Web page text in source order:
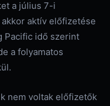
a július 7-i
aktív előfizetése
Pacific idő szerint
a folyamatos
nem voltak előfizetők